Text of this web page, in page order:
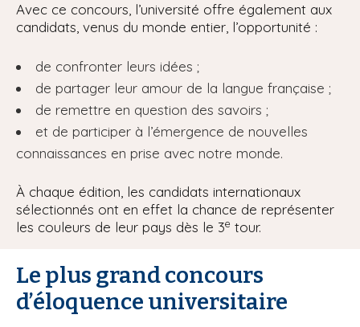
Avec ce concours, l’université offre également aux
candidats, venus du monde entier, l’opportunité :
de confronter leurs idées ;
de partager leur amour de la langue française ;
de remettre en question des savoirs ;
et de participer à l’émergence de nouvelles
connaissances en prise avec notre monde.
À chaque édition, les candidats internationaux
sélectionnés ont en effet la chance de représenter
les couleurs de leur pays dès le 3e tour.
Le plus grand concours
d’éloquence universitaire